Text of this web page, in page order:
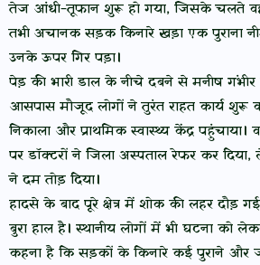
तेज आंधी-तूफान शुरू हो गया, जिसके चलते
तभी अचानक सड़क किनारे खड़ा एक पुराना
उनके ऊपर गिर पड़ा।
पेड़ की भारी डाल के नीचे दबने से मनीष
आसपास मौजूद लोगों ने तुरंत राहत कार्य शुरू
निकाला और प्राथमिक स्वास्थ्य केंद्र पहुंचाया।
पर डॉक्टरों ने जिला अस्पताल रेफर कर
ने दम तोड़ दिया।
हादसे के बाद पूरे क्षेत्र में शोक की लहर दौड़
बुरा हाल है। स्थानीय लोगों में भी घटना को
कहना है कि सड़कों के किनारे कई पुराने और